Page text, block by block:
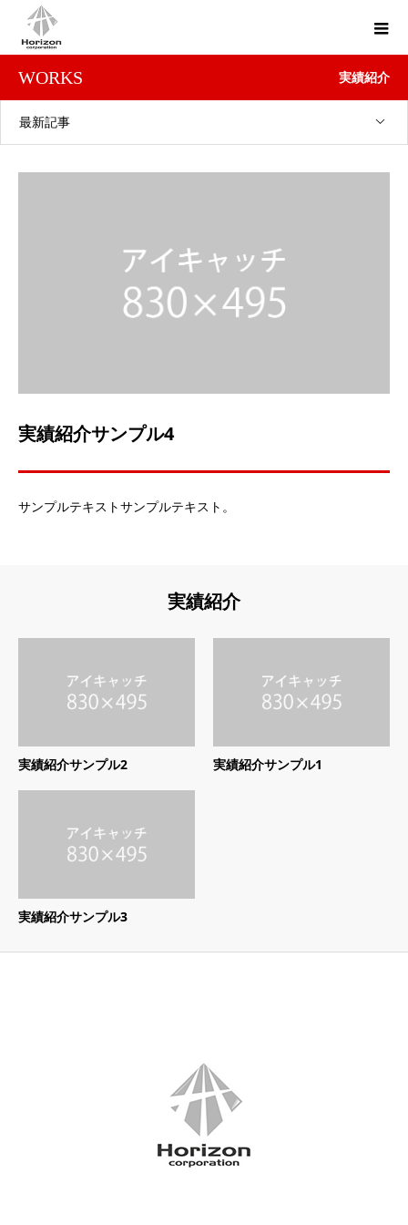
WORKS 実績紹介
最新記事
実績紹介サンプル4
サンプルテキストサンプルテキスト。
実績紹介
実績紹介サンプル2 実績紹介サンプル1
実績紹介サンプル3